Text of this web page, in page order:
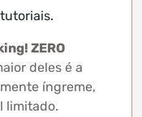
ZERO
deles é a
íngreme,
limitado.